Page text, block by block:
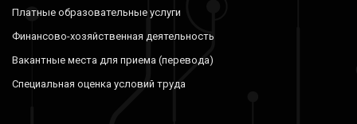
Платные образовательные услуги
Финансово-хозяйственная деятельность
Вакантные места для приема (перевода)
Специальная оценка условий труда